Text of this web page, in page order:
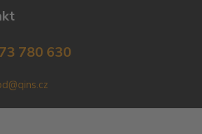
780 630